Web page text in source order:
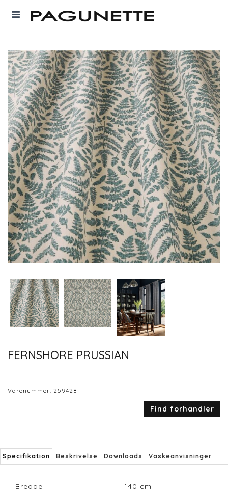
FERNSHORE PRUSSIAN
Varenummer: 259428
Find forhandler
Specifikation Beskrivelse Downloads Vaskeanvisninger
Bredde 140 cm